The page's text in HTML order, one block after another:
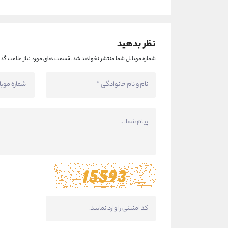
نظر بدهید
شماره موبایل شما منتشر نخواهد شد.قسمت های مورد نیاز علامت